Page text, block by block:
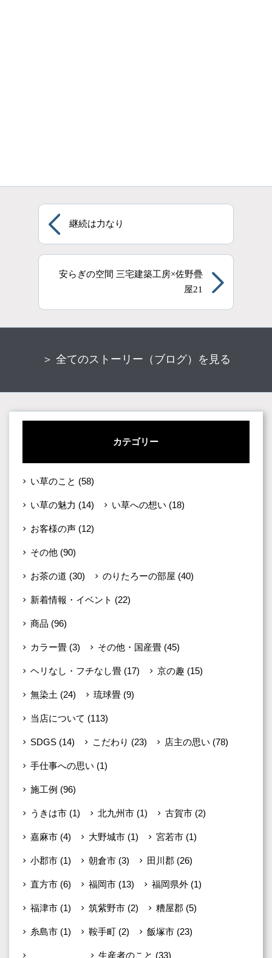
継続は力なり
安らぎの空間 三宅建築工房×佐野疊
屋21
＞ 全てのストーリー（ブログ）を見る
カテゴリー
い草のこと (58)
い草の魅力 (14) い草への想い (18)
お客様の声 (12)
その他 (90)
お茶の道 (30) のりたろーの部屋 (40)
新着情報・イベント (22)
商品 (96)
カラー畳 (3) その他・国産畳 (45)
ヘリなし・フチなし畳 (17) 京の趣 (15)
無染土 (24) 琉球畳 (9)
当店について (113)
SDGS (14) こだわり (23) 店主の思い (78)
手仕事への思い (1)
施工例 (96)
うきは市 (1) 北九州市 (1) 古賀市 (2)
嘉麻市 (4) 大野城市 (1) 宮若市 (1)
小郡市 (1) 朝倉市 (3) 田川郡 (26)
直方市 (6) 福岡市 (13) 福岡県外 (1)
福津市 (1) 筑紫野市 (2) 糟屋郡 (5)
糸島市 (1) 鞍手町 (2) 飯塚市 (23)
生産者のこと (33)